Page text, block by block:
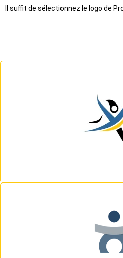
Il suffit de sélectionnez le logo de